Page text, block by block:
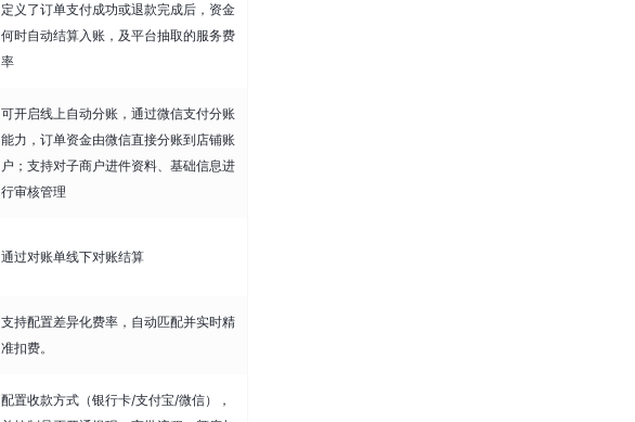
定义了订单支付成功或退款完成后，资金
何时自动结算入账，及平台抽取的服务费
率
可开启线上自动分账，通过微信支付分账
能力，订单资金由微信直接分账到店铺账
户；支持对子商户进件资料、基础信息进
行审核管理
通过对账单线下对账结算
支持配置差异化费率，自动匹配并实时精
准扣费。
配置收款方式（银行卡/支付宝/微信），